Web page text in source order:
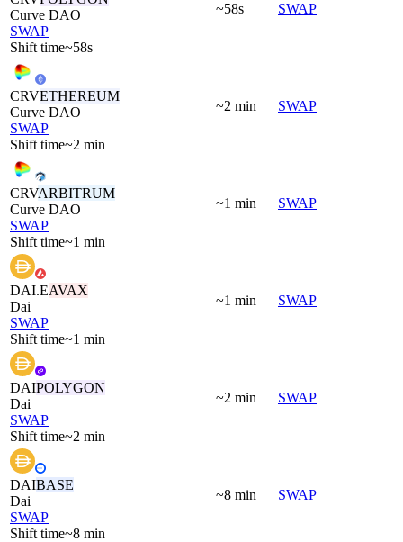
Curve DAO
SWAP
Shift time~58s
~58s SWAP
CRVETHEREUM
Curve DAO
SWAP
Shift time~2 min
~2 min SWAP
CRVARBITRUM
Curve DAO
SWAP
Shift time~1 min
~1 min SWAP
DAI.EAVAX
Dai
SWAP
Shift time~1 min
~1 min SWAP
DAIPOLYGON
Dai
SWAP
Shift time~2 min
~2 min SWAP
DAIBASE
Dai
SWAP
Shift time~8 min
~8 min SWAP